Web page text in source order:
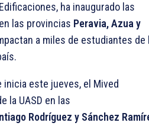
ha inaugurado las
las provincias Peravia, Azua y
a miles de estudiantes de
este jueves, el Mived
la UASD en las
Rodríguez y Sánchez